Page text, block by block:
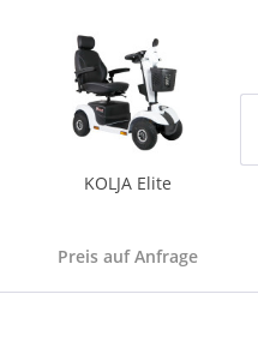
KOLJA Elite
Preis auf Anfrage